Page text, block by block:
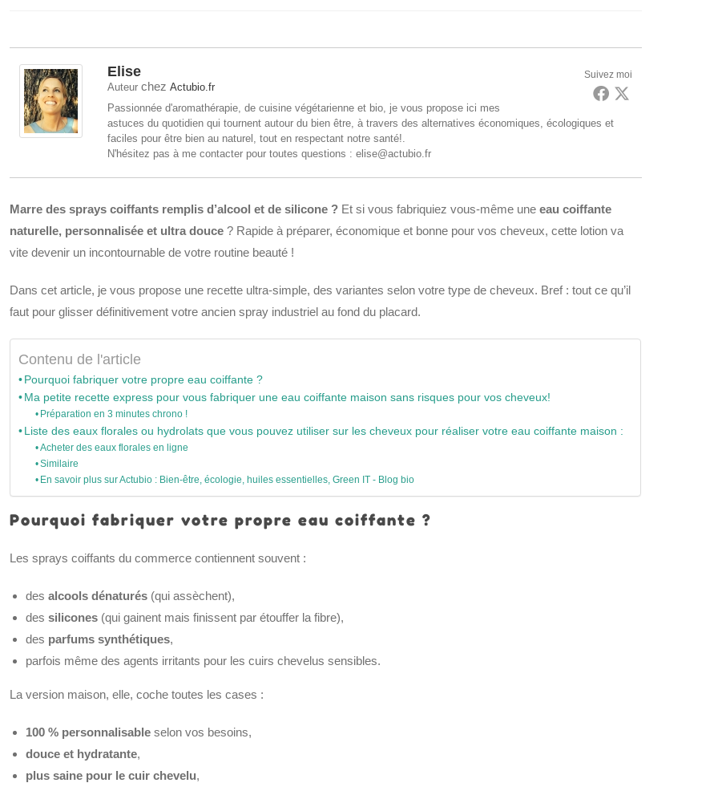
publication :
Suivez moi
Elise
Auteurchez Actubio.fr
Passionnée d'aromathérapie, de cuisine végétarienne et bio, je vous propose ici mes
astuces du quotidien qui tournent autour du bien être, à travers des alternatives économiques, écologiques et
faciles pour être bien au naturel, tout en respectant notre santé!.
N'hésitez pas à me contacter pour toutes questions : elise@actubio.fr
Marre des sprays coiffants remplis d’alcool et de silicone ?Et si vous fabriquiez vous-même une eau coiffante
naturelle, personnalisée et ultra douce? Rapide à préparer, économique et bonne pour vos cheveux, cette lotion va
vite devenir un incontournable de votre routine beauté !
Dans cet article, je vous propose une recette ultra-simple, des variantes selon votre type de cheveux. Bref : tout ce qu’il
faut pour glisser définitivement votre ancien spray industriel au fond du placard.
Contenu de l'article
Pourquoi fabriquer votre propre eau coiffante ?
Ma petite recette express pour vous fabriquer une eau coiffante maison sans risques pour vos cheveux!
Préparation en 3 minutes chrono !
Liste des eaux florales ou hydrolats que vous pouvez utiliser sur les cheveux pour réaliser votre eau coiffante maison :
Acheter des eaux florales en ligne
Similaire
En savoir plus sur Actubio : Bien-être, écologie, huiles essentielles, Green IT - Blog bio
Pourquoi fabriquer votre propre eau coiffante ?
Les sprays coiffants du commerce contiennent souvent :
des alcools dénaturés(qui assèchent),
des silicones(qui gainent mais finissent par étouffer la fibre),
des parfums synthétiques,
parfois même des agents irritants pour les cuirs chevelus sensibles.
La version maison, elle, coche toutes les cases :
100 % personnalisableselon vos besoins,
douce et hydratante,
plus saine pour le cuir chevelu,